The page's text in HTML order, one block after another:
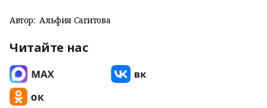
Автор: Альфия Сагитова
Читайте нас